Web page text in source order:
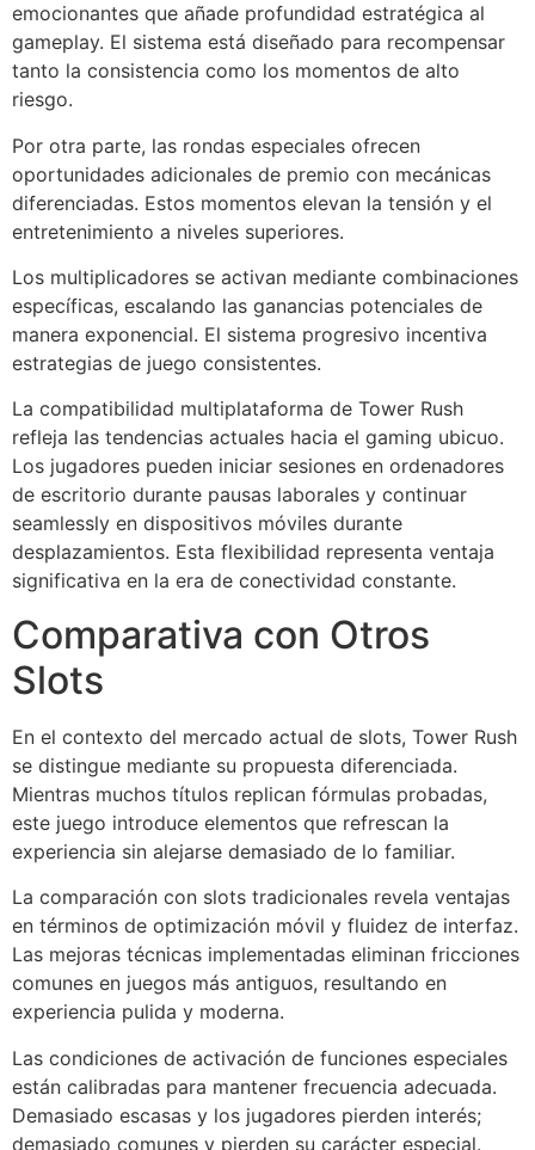
emocionantes que añade profundidad estratégica al
gameplay. El sistema está diseñado para recompensar
tanto la consistencia como los momentos de alto
riesgo.
Por otra parte, las rondas especiales ofrecen
oportunidades adicionales de premio con mecánicas
diferenciadas. Estos momentos elevan la tensión y el
entretenimiento a niveles superiores.
Los multiplicadores se activan mediante combinaciones
específicas, escalando las ganancias potenciales de
manera exponencial. El sistema progresivo incentiva
estrategias de juego consistentes.
La compatibilidad multiplataforma de Tower Rush
refleja las tendencias actuales hacia el gaming ubicuo.
Los jugadores pueden iniciar sesiones en ordenadores
de escritorio durante pausas laborales y continuar
seamlessly en dispositivos móviles durante
desplazamientos. Esta flexibilidad representa ventaja
significativa en la era de conectividad constante.
Comparativa con Otros
Slots
En el contexto del mercado actual de slots, Tower Rush
se distingue mediante su propuesta diferenciada.
Mientras muchos títulos replican fórmulas probadas,
este juego introduce elementos que refrescan la
experiencia sin alejarse demasiado de lo familiar.
La comparación con slots tradicionales revela ventajas
en términos de optimización móvil y fluidez de interfaz.
Las mejoras técnicas implementadas eliminan fricciones
comunes en juegos más antiguos, resultando en
experiencia pulida y moderna.
Las condiciones de activación de funciones especiales
están calibradas para mantener frecuencia adecuada.
Demasiado escasas y los jugadores pierden interés;
demasiado comunes y pierden su carácter especial.